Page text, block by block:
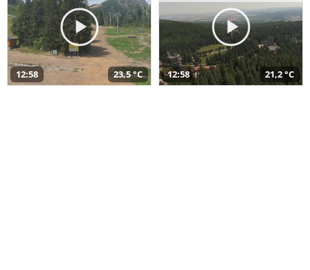
12:58 23,5 °C 12:58 21,2 °C